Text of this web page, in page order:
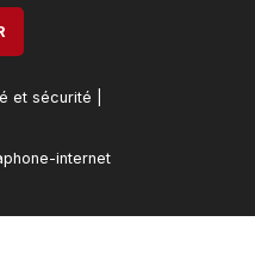
et sécurité
internet